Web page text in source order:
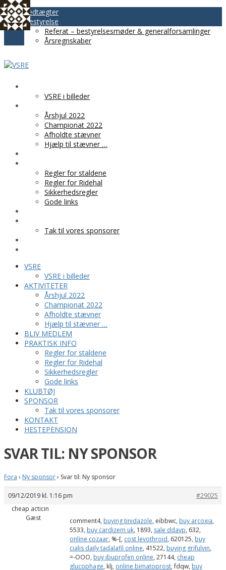
Vedtægter
Bestyrelse
Referat – bestyrelsesmøder & generalforsamlinger
Årsregnskaber
VSRE i billeder
Årshjul 2022
Championat 2022
Afholdte stævner
Hjælp til stævner …
Regler for staldene
Regler for Ridehal
Sikkerhedsregler
Gode links
Tak til vores sponsorer
VSRE
VSRE i billeder
AKTIVITETER
Årshjul 2022
Championat 2022
Afholdte stævner
Hjælp til stævner …
BLIV MEDLEM
PRAKTISK INFO
Regler for staldene
Regler for Ridehal
Sikkerhedsregler
Gode links
KLUBTØJ
SPONSOR
Tak til vores sponsorer
KONTAKT
HESTEPENSION
SVAR TIL: NY SPONSOR
Fora › Ny sponsor› Svar til: Ny sponsor
09/12/2019 kl. 1:16 pm
#29025
cheap acticin
Gæst
comment4, buying tinidazole, eibbwc, buy arcoxia,
5533, buy cardizem uk, 1893, sale ddavp, 632,
online cozaar, %-[, cost levothroid, 620125, buy
cialis daily tadalafil online, 41522, buying grifulvin,
=-OOO, buy ibuprofen online, 27144, cheap
glucophage, klj, online bimatoprost, fdqw, buy